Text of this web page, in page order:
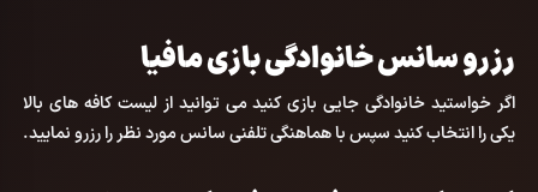
رزرو سانس خانوادگی بازی مافیا
اگر خواستید خانوادگی جایی بازی کنید می توانید از لیست کافه های بالا
یکی را انتخاب کنید سپس با هماهنگی تلفنی سانس مورد نظر را رزرو نمایید.